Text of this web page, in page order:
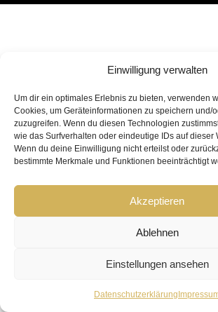
Einwilligung verwalten
Um dir ein optimales Erlebnis zu bieten, verwenden
Cookies, um Geräteinformationen zu speichern und/
zuzugreifen. Wenn du diesen Technologien
wie das Surfverhalten oder eindeutige IDs auf dieser
Wenn du deine Einwilligung nicht erteilst oder
bestimmte Merkmale und Funktionen beeinträchtigt
Akzeptieren
Ablehnen
Einstellungen ansehen
Datenschutzerklärung